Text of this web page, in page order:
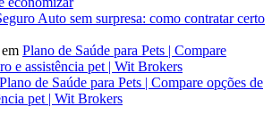
Auto sem surpresa: como contratar certo
em Plano de Saúde para Pets | Compare
e assistência pet | Wit Brokers
Plano de Saúde para Pets | Compare opções de
pet | Wit Brokers